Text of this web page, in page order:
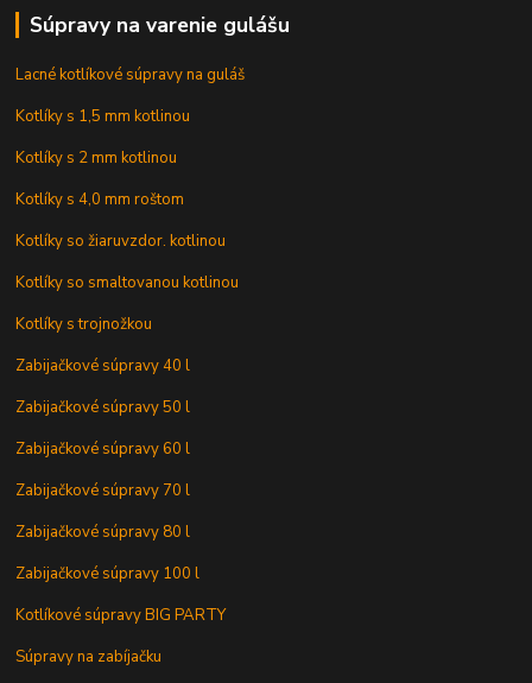
Súpravy na varenie gulášu
Lacné kotlíkové súpravy na guláš
Kotlíky s 1,5 mm kotlinou
Kotlíky s 2 mm kotlinou
Kotlíky s 4,0 mm roštom
Kotlíky so žiaruvzdor. kotlinou
Kotlíky so smaltovanou kotlinou
Kotlíky s trojnožkou
Zabijačkové súpravy 40 l
Zabijačkové súpravy 50 l
Zabijačkové súpravy 60 l
Zabijačkové súpravy 70 l
Zabijačkové súpravy 80 l
Zabijačkové súpravy 100 l
Kotlíkové súpravy BIG PARTY
Súpravy na zabíjačku